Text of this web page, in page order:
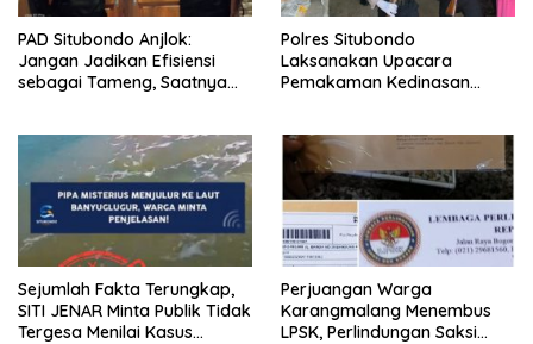
PAD Situbondo Anjlok:
Jangan Jadikan Efisiensi
sebagai Tameng, Saatnya
Polres Situbondo
Laksanakan Upacara
Pemakaman Kedinasan
Sejumlah Fakta Terungkap,
SITI JENAR Minta Publik Tidak
Tergesa Menilai Kasus
Perjuangan Warga
Karangmalang Menembus
LPSK, Perlindungan Saksi